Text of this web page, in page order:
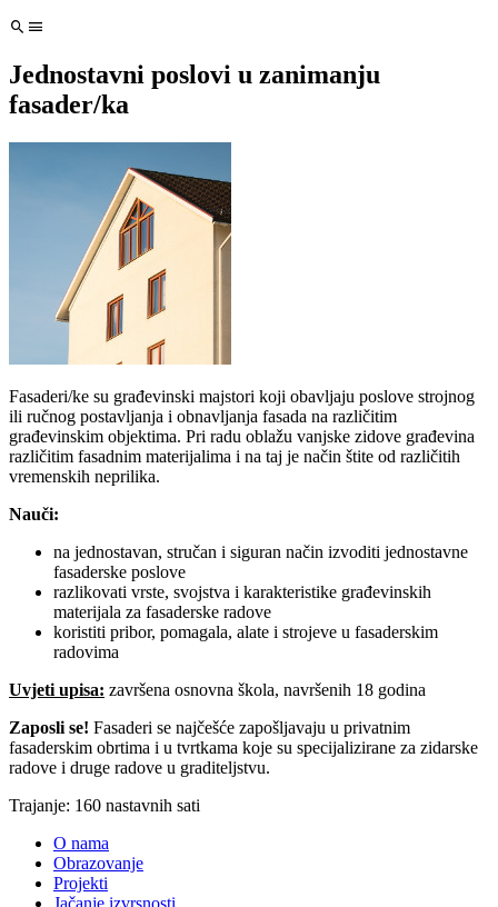
Jednostavni poslovi u zanimanju
fasader/ka
Fasaderi/ke su građevinski majstori koji obavljaju poslove strojnog
ili ručnog postavljanja i obnavljanja fasada na različitim
građevinskim objektima. Pri radu oblažu vanjske zidove građevina
različitim fasadnim materijalima i na taj je način štite od različitih
vremenskih neprilika.
Nauči:
na jednostavan, stručan i siguran način izvoditi jednostavne
fasaderske poslove
razlikovati vrste, svojstva i karakteristike građevinskih
materijala za fasaderske radove
koristiti pribor, pomagala, alate i strojeve u fasaderskim
radovima
Uvjeti upisa: završena osnovna škola, navršenih 18 godina
Zaposli se! Fasaderi se najčešće zapošljavaju u privatnim
fasaderskim obrtima i u tvrtkama koje su specijalizirane za zidarske
radove i druge radove u graditeljstvu.
Trajanje: 160 nastavnih sati
O nama
Obrazovanje
Projekti
Jačanje izvrsnosti